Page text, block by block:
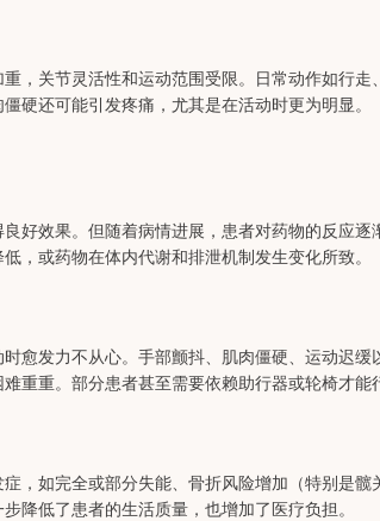
，关节灵活性和运动范围受限。日常动作如行
硬还可能引发疼痛，尤其是在活动时更为明显。
好效果。但随着病情进展，患者对药物的反应
，或药物在体内代谢和排泄机制发生变化所致。
愈发力不从心。手部颤抖、肌肉僵硬、运动迟
重重。部分患者甚至需要依赖助行器或轮椅才能
，如完全或部分失能、骨折风险增加（特别是
降低了患者的生活质量，也增加了医疗负担。
3900.35 21.92 0.57% 深证成